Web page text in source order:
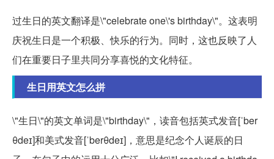
过生日的英文翻译是\"celebrate one\'s birthday\"。这表明
庆祝生日是一个积极、快乐的行为。同时，这也反映了人
们在重要日子里共同分享喜悦的文化特征。
生日用英文怎么拼
\"生日\"的英文单词是\"birthday\"，读音包括英式发音[ˈber
θdeɪ]和美式发音[ˈberθdeɪ]，意思是纪念个人诞辰的日